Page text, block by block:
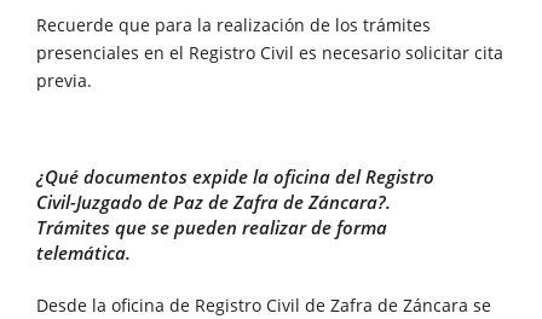
Recuerde que para la realización de los trámites
presenciales en el Registro Civil es necesario solicitar cita
previa.
¿Qué documentos expide la oficina del Registro
Civil-Juzgado de Paz de Zafra de Záncara?.
Trámites que se pueden realizar de forma
telemática.
Desde la oficina de Registro Civil de Zafra de Záncara se